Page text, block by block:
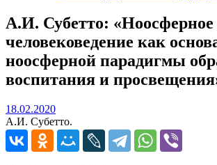
А.И. Субетто: «Ноосферное
человековедение как
ноосферной парадигмы
воспитания и
18.02.202018.02.2020
А.И. Субетто.